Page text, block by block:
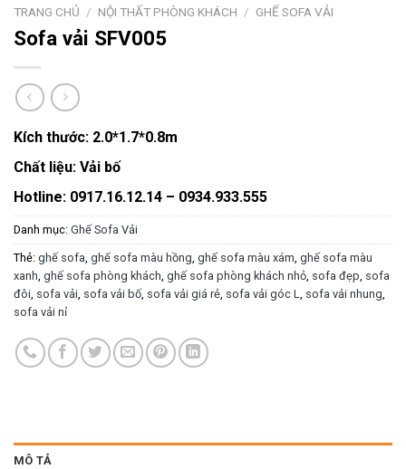
TRANG CHỦ / NỘI THẤT PHÒNG KHÁCH / GHẾ SOFA VẢI
Sofa vải SFV005
Kích thước: 2.0*1.7*0.8m
Chất liệu: Vải bố
Hotline: 0917.16.12.14 – 0934.933.555
Danh mục: Ghế Sofa Vải
Thẻ: ghế sofa, ghế sofa màu hồng, ghế sofa màu xám, ghế sofa màu
xanh, ghế sofa phòng khách, ghế sofa phòng khách nhỏ, sofa đẹp, sofa
đôi, sofa vải, sofa vải bố, sofa vải giá rẻ, sofa vải góc L, sofa vải nhung,
sofa vải nỉ
MÔ TẢ